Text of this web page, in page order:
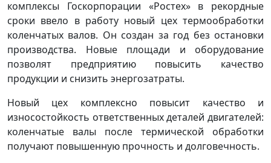
комплексы Госкорпорации «Ростех» в рекордные
сроки ввело в работу новый цех термообработки
коленчатых валов. Он создан за год без остановки
производства. Новые площади и оборудование
позволят предприятию повысить качество
продукции и снизить энергозатраты.
Новый цех комплексно повысит качество и
износостойкость ответственных деталей двигателей:
коленчатые валы после термической обработки
получают повышенную прочность и долговечность.